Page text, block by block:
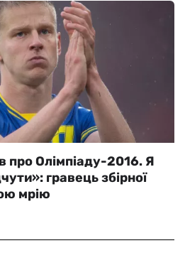
про Олімпіаду-2016. Я
гравець збірної
мрію